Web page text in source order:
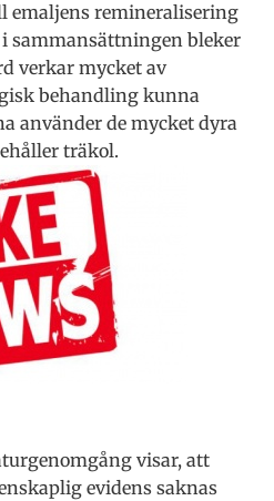
emaljens remineralisering
sammansättningen bleker
verkar mycket av
behandling kunna
använder de mycket dyra
träkol.
visar, att
evidens saknas